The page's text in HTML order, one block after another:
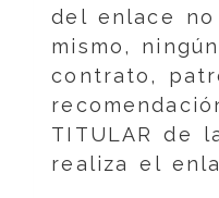
del enlace
mismo,
contrato,
TITULAR de
realiza el